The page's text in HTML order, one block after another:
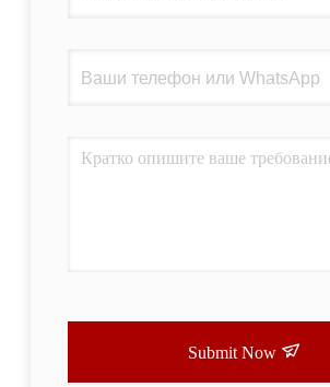
Submit Now